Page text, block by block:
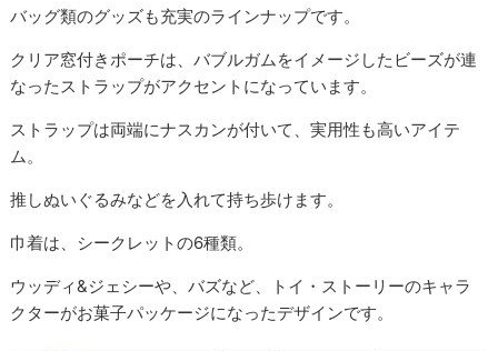
バッグ類のグッズも充実のラインナップです。
クリア窓付きポーチは、バブルガムをイメージしたビーズが連
なったストラップがアクセントになっています。
ストラップは両端にナスカンが付いて、実用性も高いアイテ
ム。
推しぬいぐるみなどを入れて持ち歩けます。
巾着は、シークレットの6種類。
ウッディ&ジェシーや、バズなど、トイ・ストーリーのキャラ
クターがお菓子パッケージになったデザインです。